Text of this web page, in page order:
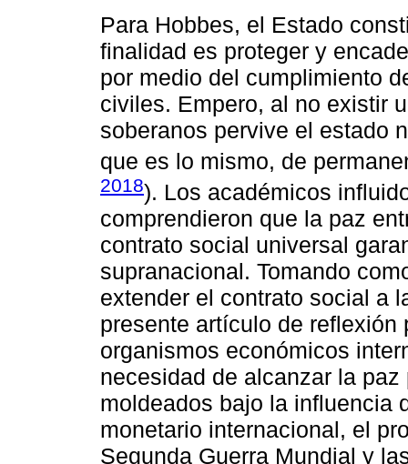
Para Hobbes, el Estado
finalidad es proteger y
por medio del cumplimiento
civiles. Empero, al no existir
soberanos pervive el estado
que es lo mismo, de
2018). Los académicos
comprendieron que la paz
contrato social universal
supranacional. Tomando
extender el contrato social a
presente artículo de
organismos económicos
necesidad de alcanzar la
moldeados bajo la influencia
monetario internacional, el
Segunda Guerra Mundial y